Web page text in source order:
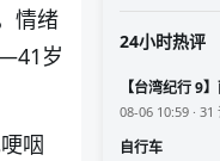
情绪
岁
咽
24小时热评
【台湾纪行 9
08-06 10:59 · 31
自行车